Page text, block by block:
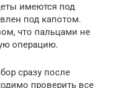
имеются под
под капотом.
что пальцами не
операцию.
сразу после
проверить все